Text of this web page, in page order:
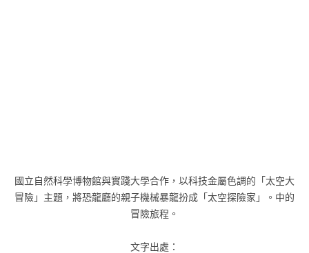
國立自然科學博物館與實踐大學合作，以科技金屬色調的「太空大
冒險」主題，將恐龍廳的親子機械暴龍扮成「太空探險家」。中的
冒險旅程。
文字出處：